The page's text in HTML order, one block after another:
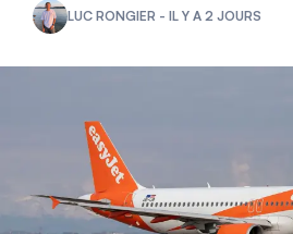
LUC RONGIER - IL Y A 2 JOURS